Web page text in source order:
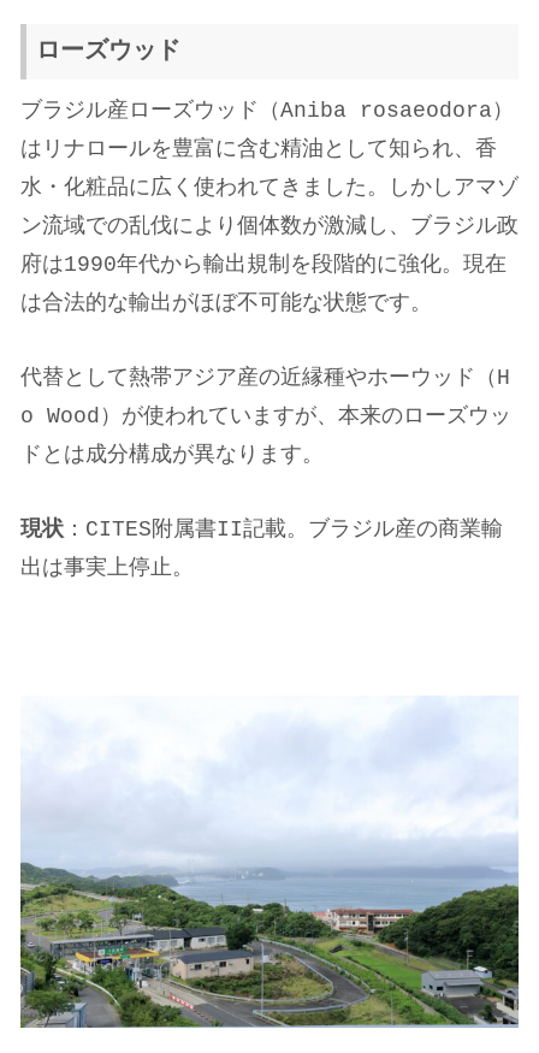
ローズウッド
ブラジル産ローズウッド（Aniba rosaeodora）
はリナロールを豊富に含む精油として知られ、香
水・化粧品に広く使われてきました。しかしアマゾ
ン流域での乱伐により個体数が激減し、ブラジル政
府は1990年代から輸出規制を段階的に強化。現在
は合法的な輸出がほぼ不可能な状態です。
代替として熱帯アジア産の近縁種やホーウッド（H
o Wood）が使われていますが、本来のローズウッ
ドとは成分構成が異なります。
現状：CITES附属書II記載。ブラジル産の商業輸
出は事実上停止。